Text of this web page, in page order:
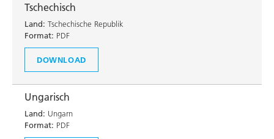
Tschechisch
Land: Tschechische Republik
Format: PDF
DOWNLOAD
Ungarisch
Land: Ungarn
Format: PDF